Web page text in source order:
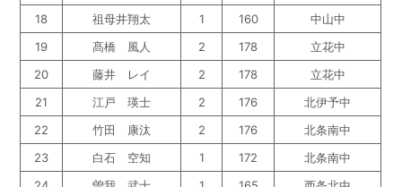
18
祖母井翔太 1 160
中山中
19
髙橋 風人 2 178
立花中
20
藤井 レイ 2 178
立花中
21
江戸 瑛士 2 176
北伊予中
22
竹田 康汰 2 176
北条南中
23
白石 空知 1 172
北条南中